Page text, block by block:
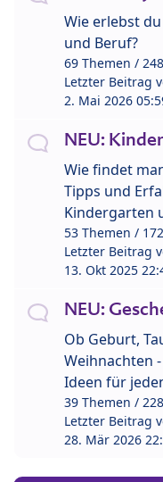
Wie erlebst
und Beruf?
69 Themen /
Letzter Beitrag
2. Mai 2026
NEU:
Wie findet
Tipps und
Kindergarten
53 Themen /
Letzter Beitrag
13. Okt 2025
NEU:
Ob Geburt,
Weihnachten
Ideen für
39 Themen /
Letzter Beitrag
28. Mär 2026